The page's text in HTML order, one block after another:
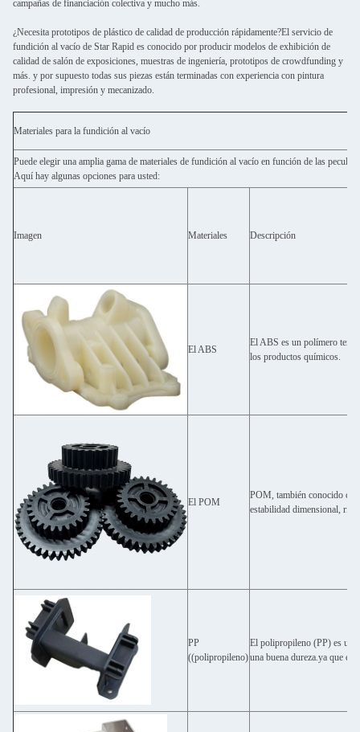
campañas de financiación colectiva y mucho más.
¿Necesita prototipos de plástico de calidad de producción rápidamente?El servicio de
fundición al vacío de Star Rapid es conocido por producir modelos de exhibición de
calidad de salón de exposiciones, muestras de ingeniería, prototipos de crowdfunding y
más. y por supuesto todas sus piezas están terminadas con experiencia con pintura
profesional, impresión y mecanizado.
Materiales para la fundición al vacío
Puede elegir una amplia gama de materiales de fundición al vacío en función de las
Aquí hay algunas opciones para usted:
Imagen Materiales Descripción
El ABS
El ABS es un polímero
los productos químicos.
El POM
POM, también conocido
estabilidad dimensional,
PP
((polipropileno)
El polipropileno (PP) es un
una buena dureza.ya que es